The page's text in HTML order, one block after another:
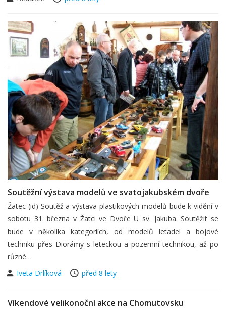
Soutěžní výstava modelů ve svatojakubském dvoře
Žatec (id) Soutěž a výstava plastikových modelů bude k vidění v
sobotu 31. března v Žatci ve Dvoře U sv. Jakuba. Soutěžit se
bude v několika kategoriích, od modelů letadel a bojové
techniku přes Diorámy s leteckou a pozemní technikou, až po
různé…
Iveta Drlíková
před 8 lety
Víkendové velikonoční akce na Chomutovsku